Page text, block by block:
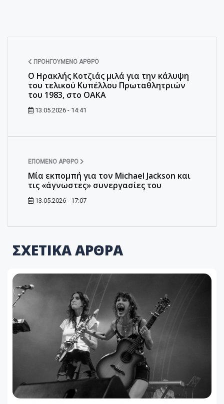
ΠΡΟΗΓΟΎΜΕΝΟ ΆΡΘΡΟ
Ο Ηρακλής Κοτζιάς μιλά για την κάλυψη
του τελικού Κυπέλλου Πρωταθλητριών
του 1983, στο ΟΑΚΑ
13.05.2026 - 14:41
ΕΠΌΜΕΝΟ ΆΡΘΡΟ
Μία εκπομπή για τον Michael Jackson και
τις «άγνωστες» συνεργασίες του
13.05.2026 - 17:07
ΣΧΕΤΙΚΑ ΑΡΘΡΑ